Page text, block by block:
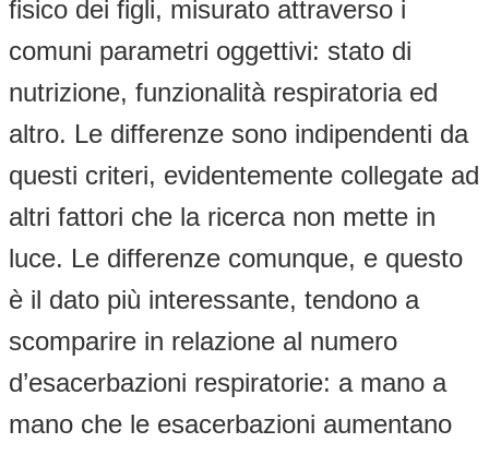
fisico dei figli, misurato attraverso i
comuni parametri oggettivi: stato di
nutrizione, funzionalità respiratoria ed
altro. Le differenze sono indipendenti da
questi criteri, evidentemente collegate ad
altri fattori che la ricerca non mette in
luce. Le differenze comunque, e questo
è il dato più interessante, tendono a
scomparire in relazione al numero
d’esacerbazioni respiratorie: a mano a
mano che le esacerbazioni aumentano